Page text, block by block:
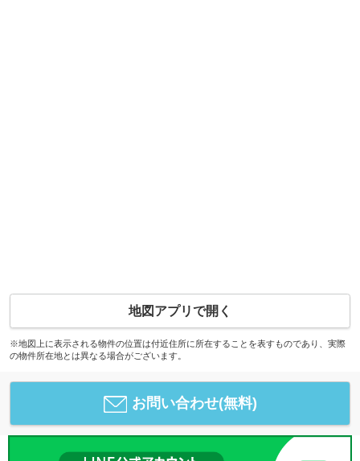
地図アプリで開く
※地図上に表示される物件の位置は付近住所に所在することを表すものであり、実際
の物件所在地とは異なる場合がございます。
お問い合わせ(無料)